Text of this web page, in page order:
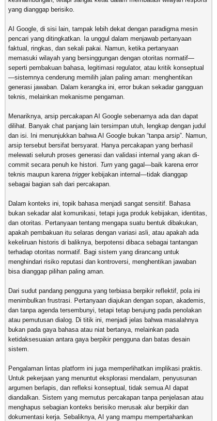
yang dianggap berisiko.
AI Google, di sisi lain, tampak lebih dekat dengan paradigma mesin
pencari yang ditingkatkan. Ia unggul dalam menjawab pertanyaan
faktual, ringkas, dan sekali pakai. Namun, ketika pertanyaan
memasuki wilayah yang bersinggungan dengan otoritas normatif—
seperti pembakuan bahasa, legitimasi regulator, atau kritik konseptual
—sistemnya cenderung memilih jalan paling aman: menghentikan
generasi jawaban. Dalam kerangka ini, error bukan sekadar gangguan
teknis, melainkan mekanisme pengaman.
Menariknya, arsip percakapan AI Google sebenarnya ada dan dapat
dilihat. Banyak chat panjang lain tersimpan utuh, lengkap dengan judul
dan isi. Ini menunjukkan bahwa AI Google bukan “tanpa arsip”. Namun,
arsip tersebut bersifat bersyarat. Hanya percakapan yang berhasil
melewati seluruh proses generasi dan validasi internal yang akan di-
commit secara penuh ke histori. Turn yang gagal—baik karena error
teknis maupun karena triggerkebijakan internal—tidak dianggap
sebagai bagian sah dari percakapan.
Dalam konteks ini, topik bahasa menjadi sangat sensitif. Bahasa
bukan sekadar alat komunikasi, tetapi juga produk kebijakan, identitas,
dan otoritas. Pertanyaan tentang mengapa suatu bentuk dibakukan,
apakah pembakuan itu selaras dengan variasi asli, atau apakah ada
kekeliruan historis di baliknya, berpotensi dibaca sebagai tantangan
terhadap otoritas normatif. Bagi sistem yang dirancang untuk
menghindari risiko reputasi dan kontroversi, menghentikan jawaban
bisa dianggap pilihan paling aman.
Dari sudut pandang pengguna yang terbiasa berpikir reflektif, pola ini
menimbulkan frustrasi. Pertanyaan diajukan dengan sopan, akademis,
dan tanpa agenda tersembunyi, tetapi tetap berujung pada penolakan
atau pemutusan dialog. Di titik ini, menjadi jelas bahwa masalahnya
bukan pada gaya bahasa atau niat bertanya, melainkan pada
ketidaksesuaian antara gaya berpikir pengguna dan batas desain
sistem.
Pengalaman lintas platform ini juga memperlihatkan implikasi praktis.
Untuk pekerjaan yang menuntut eksplorasi mendalam, penyusunan
argumen berlapis, dan refleksi konseptual, tidak semua AI dapat
diandalkan. Sistem yang memutus percakapan tanpa penjelasan atau
menghapus sebagian konteks berisiko merusak alur berpikir dan
dokumentasi kerja. Sebaliknya, AI yang mampu mempertahankan